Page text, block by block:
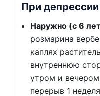
При депрессии
Наружно (с 6
розмарина
каплях
внутреннюю
утром и
перерыв 1